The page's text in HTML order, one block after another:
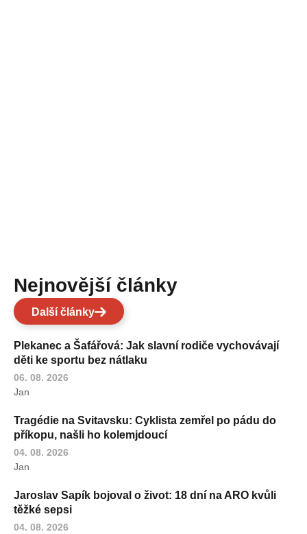
Nejnovější články
Další články
Plekanec a Šafářová: Jak slavní rodiče vychovávají
děti ke sportu bez nátlaku
06. 08. 2026
Jan
Tragédie na Svitavsku: Cyklista zemřel po pádu do
příkopu, našli ho kolemjdoucí
04. 08. 2026
Jan
Jaroslav Sapík bojoval o život: 18 dní na ARO kvůli
těžké sepsi
04. 08. 2026